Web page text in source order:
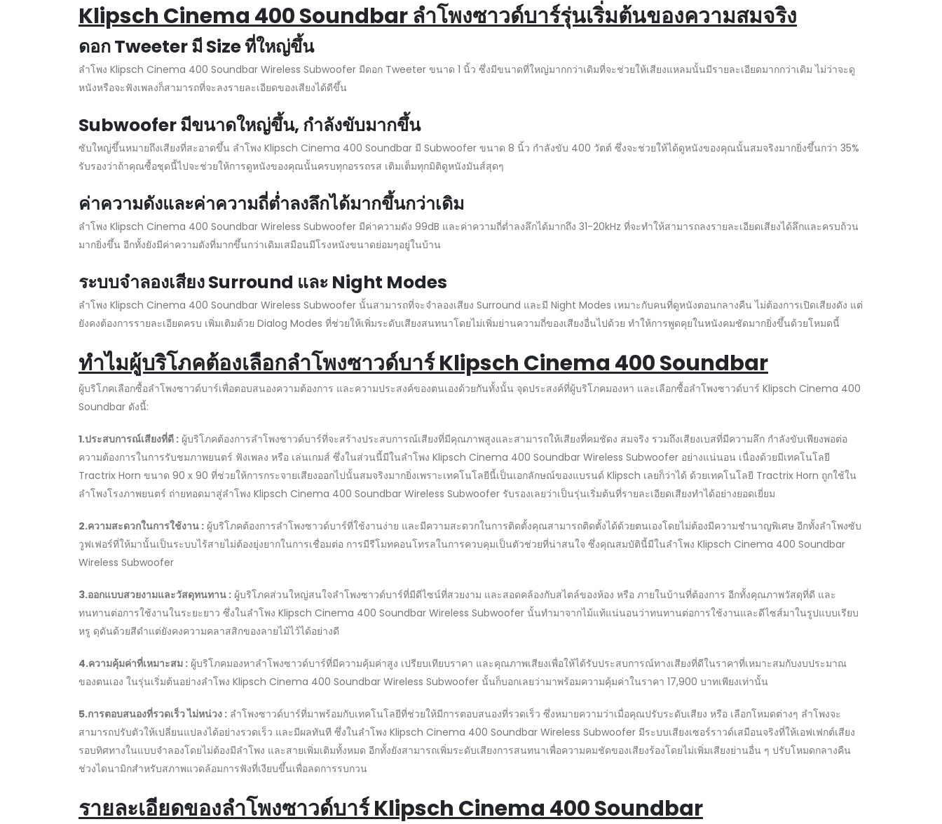
Klipsch Cinema 400 Soundbar ลำโพงซาวด์บาร์รุ่นเริ่มต้นของความสมจริง
ดอก Tweeter มี Size ที่ใหญ่ขึ้น
ลำโพง Klipsch Cinema 400 Soundbar Wireless Subwoofer มีดอก Tweeter ขนาด 1 นิ้ว ซึ่งมีขนาดที่ใหญ่มากกว่าเดิมที่จะช่วยให้เสียงแหลมนั้นมีรายละเอียดมากกว่าเดิม ไม่ว่าจะดู
หนังหรือจะฟังเพลงก็สามารถที่จะลงรายละเอียดของเสียงได้ดีขึ้น
Subwoofer มีขนาดใหญ่ขึ้น, กำลังขับมากขึ้น
ซับใหญ่ขึ้นหมายถึงเสียงที่สะอาดขึ้น ลำโพง Klipsch Cinema 400 Soundbar มี Subwoofer ขนาด 8 นิ้ว กำลังขับ 400 วัตต์ ซึ่งจะช่วยให้ได้ดูหนังของคุณนั้นสมจริงมากยิ่งขึ้นกว่า 35%
รับรองว่าถ้าคุณซื้อชุดนี้ไปจะช่วยให้การดูหนังของคุณนั้นครบทุกอรรถรส เติมเต็มทุกมิติดูหนังมันส์สุดๆ
ค่าความดังและค่าความถี่ต่ำลงลึกได้มากขึ้นกว่าเดิม
ลำโพง Klipsch Cinema 400 Soundbar Wireless Subwoofer มีค่าความดัง 99dB และค่าความถี่ต่ำลงลึกได้มากถึง 31-20kHz ที่จะทำให้สามารถลงรายละเอียดเสียงได้ลึกและครบถ้วน
มากยิ่งขึ้น อีกทั้งยังมีค่าความดังที่มากขึ้นกว่าเดิมเสมือนมีโรงหนังขนาดย่อมๆอยู่ในบ้าน
ระบบจำลองเสียง Surround และ Night Modes
ลำโพง Klipsch Cinema 400 Soundbar Wireless Subwoofer นั้นสามารถที่จะจำลองเสียง Surround และมี Night Modes เหมาะกับคนที่ดูหนังตอนกลางคืน ไม่ต้องการเปิดเสียงดัง แต่
ยังคงต้องการรายละเอียดครบ เพิ่มเติมด้วย Dialog Modes ที่ช่วยให้เพิ่มระดับเสียงสนทนาโดยไม่เพิ่มย่านความถี่ของเสียงอื่นไปด้วย ทำให้การพูดคุยในหนังคมชัดมากยิ่งขึ้นด้วยโหมดนี้
ทำไมผู้บริโภคต้องเลือกลำโพงซาวด์บาร์Klipsch Cinema 400 Soundbar
ผู้บริโภคเลือกซื้อลำโพงซาวด์บาร์เพื่อตอบสนองความต้องการ และความประสงค์ของตนเองด้วยกันทั้งนั้น จุดประสงค์ที่ผู้บริโภคมองหา และเลือกซื้อลำโพงซาวด์บาร์ Klipsch Cinema 400
Soundbar ดังนี้:
1.ประสบการณ์เสียงที่ดี : ผู้บริโภคต้องการลำโพงซาวด์บาร์ที่จะสร้างประสบการณ์เสียงที่มีคุณภาพสูงและสามารถให้เสียงที่คมชัดง สมจริง รวมถึงเสียงเบสที่มีความลึก กำลังขับเพียงพอต่อ
ความต้องการในการรับชมภาพยนตร์ ฟังเพลง หรือ เล่นเกมส์ ซึ่งในส่วนนี้มีในลำโพง Klipsch Cinema 400 Soundbar Wireless Subwoofer อย่างแน่นอน เนื่องด้วยมีเทคโนโลยี
Tractrix Horn ขนาด 90 x 90 ที่ช่วยให้การกระจายเสียงออกไปนั้นสมจริงมากยิ่งเพราะเทคโนโลยีนี้เป็นเอกลักษณ์ของแบรนด์ Klipsch เลยก็ว่าได้ ด้วยเทคโนโลยี Tractrix Horn ถูกใช้ใน
ลำโพงโรงภาพยนตร์ ถ่ายทอดมาสู่ลำโพง Klipsch Cinema 400 Soundbar Wireless Subwoofer รับรองเลยว่าเป็นรุ่นเริ่มต้นที่รายละเอียดเสียงทำได้อย่างยอดเยี่ยม
2.ความสะดวกในการใช้งาน : ผู้บริโภคต้องการลำโพงซาวด์บาร์ที่ใช้งานง่าย และมีความสะดวกในการติดตั้งคุณสามารถติดตั้งได้ด้วยตนเองโดยไม่ต้องมีความชำนาญพิเศษ อีกทั้งลำโพงซับ
วูฟเฟอร์ที่ให้มานั้นเป็นระบบไร้สายไม่ต้องยุ่งยากในการเชื่อมต่อ การมีรีโมทคอนโทรลในการควบคุมเป็นตัวช่วยที่น่าสนใจ ซึ่งคุณสมบัตินี้มีในลำโพง Klipsch Cinema 400 Soundbar
Wireless Subwoofer
3.ออกแบบสวยงามและวัสดุทนทาน : ผู้บริโภคส่วนใหญ่สนใจลำโพงซาวด์บาร์ที่มีดีไซน์ที่สวยงาม และสอดคล้องกับสไตล์ของห้อง หรือ ภายในบ้านที่ต้องการ อีกทั้งคุณภาพวัสดุที่ดี และ
ทนทานต่อการใช้งานในระยะยาว ซึ่งในลำโพง Klipsch Cinema 400 Soundbar Wireless Subwoofer นั้นทำมาจากไม้แท้แน่นอนว่าทนทานต่อการใช้งานและดีไซส์มาในรูปแบบเรียบ
หรู ดุดันด้วยสีดำแต่ยังคงความคลาสสิกของลายไม้ไว้ได้อย่างดี
4.ความคุ้มค่าที่เหมาะสม : ผู้บริโภคมองหาลำโพงซาวด์บาร์ที่มีความคุ้มค่าสูง เปรียบเทียบราคา และคุณภาพเสียงเพื่อให้ได้รับประสบการณ์ทางเสียงที่ดีในราคาที่เหมาะสมกับงบประมาณ
ของตนเอง ในรุ่นเริ่มต้นอย่างลำโพง Klipsch Cinema 400 Soundbar Wireless Subwoofer นั้นก็บอกเลยว่ามาพร้อมความคุ้มค่าในราคา 17,900 บาทเพียงเท่านั้น
5.การตอบสนองที่รวดเร็ว ไม่หน่วง : ลำโพงซาวด์บาร์ที่มาพร้อมกับเทคโนโลยีที่ช่วยให้มีการตอบสนองที่รวดเร็ว ซึ่งหมายความว่าเมื่อคุณปรับระดับเสียง หรือ เลือกโหมดต่างๆ ลำโพงจะ
สามารถปรับตัวให้เปลี่ยนแปลงได้อย่างรวดเร็ว และมีผลทันที ซึ่งในลำโพง Klipsch Cinema 400 Soundbar Wireless Subwoofer มีระบบเสียงเซอร์ราวด์เสมือนจริงที่ให้เอฟเฟกต์เสียง
รอบทิศทางในแบบจำลองโดยไม่ต้องมีลำโพง และสายเพิ่มเติมทั้งหมด อีกทั้งยังสามารถเพิ่มระดับเสียงการสนทนาเพื่อความคมชัดของเสียงร้องโดยไม่เพิ่มเสียงย่านอื่น ๆ ปรับโหมดกลางคืน
ช่วงไดนามิกสำหรับสภาพแวดล้อมการฟังที่เงียบขึ้นเพื่อลดการรบกวน
รายละเอียดของลำโพงซาวด์บาร์Klipsch Cinema 400 Soundbar